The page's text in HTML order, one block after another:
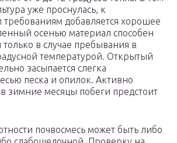
уже проснулась, к
добавляется хорошее
осенью материал способен
только в случае пребывания в
температурой. Открытый
засыпается слегка
песка и опилок. Активно
зимние месяцы побеги предстоит
почвосмесь может быть либо